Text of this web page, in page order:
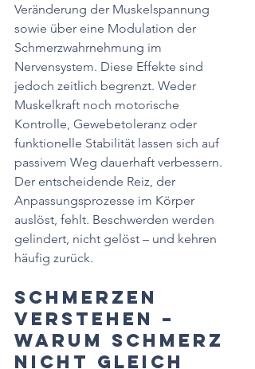
Veränderung der Muskelspannung
sowie über eine Modulation der
Schmerzwahrnehmung im
Nervensystem. Diese Effekte sind
jedoch zeitlich begrenzt. Weder
Muskelkraft noch motorische
Kontrolle, Gewebetoleranz oder
funktionelle Stabilität lassen sich auf
passivem Weg dauerhaft verbessern.
Der entscheidende Reiz, der
Anpassungsprozesse im Körper
auslöst, fehlt. Beschwerden werden
gelindert, nicht gelöst – und kehren
häufig zurück.
Schmerzen
verstehen –
warum Schmerz
nicht gleich